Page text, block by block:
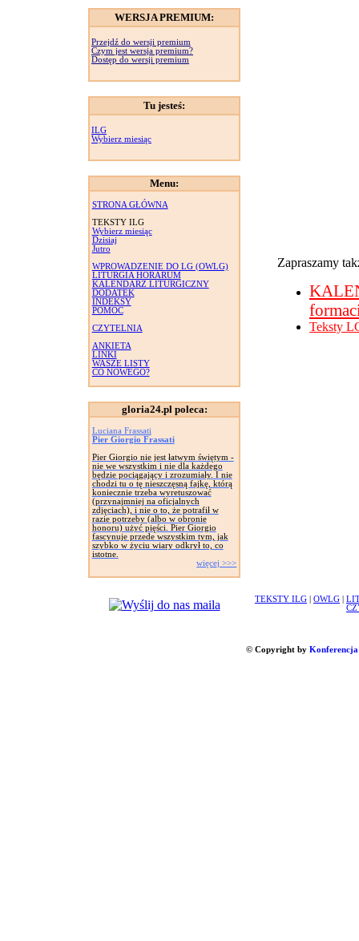
WERSJA PREMIUM:
Przejdź do wersji premium
Czym jest wersja premium?
Dostęp do wersji premium
Tu jesteś:
ILG
Wybierz miesiąc
Menu:
STRONA GŁÓWNA
TEKSTY ILG
Wybierz miesiąc
Dzisiaj
Jutro
WPROWADZENIE DO LG (OWLG)
LITURGIA HORARUM
KALENDARZ LITURGICZNY
DODATEK
INDEKSY
POMOC
CZYTELNIA
ANKIETA
LINKI
WASZE LISTY
CO NOWEGO?
gloria24.pl poleca:
Luciana Frassati
Pier Giorgio Frassati
Pier Giorgio nie jest łatwym świętym -
nie we wszystkim i nie dla każdego
będzie pociągający i zrozumiały. I nie
chodzi tu o tę nieszczęsną fajkę, którą
koniecznie trzeba wyretuszować
(przynajmniej na oficjalnych
zdjęciach), i nie o to, że potrafił w
razie potrzeby (albo w obronie
honoru) użyć pięści. Pier Giorgio
fascynuje przede wszystkim tym, jak
szybko w życiu wiary odkrył to, co
istotne.
więcej >>>
Zapraszamy
Teksty
TEKSTY ILG OWLG
© Copyright by Konferencja